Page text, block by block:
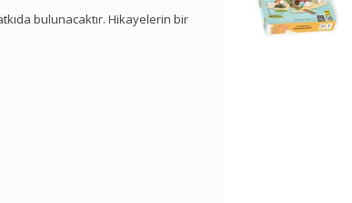
bulunacaktır. Hikayelerin bir